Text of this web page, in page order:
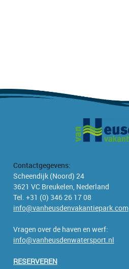
Contactgegevens:
Scheendijk (Noord) 24
3621 VC Breukelen, Nederland
Tel. +31 (0) 346 26 17 08
info@vanheusdenvakantiepark.com
Vragen over de haven en werf:
info@vanheusdenwatersport.nl
RESERVEREN